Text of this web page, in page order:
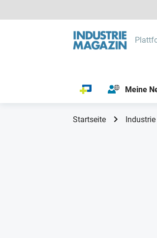
Meine
Startseite Industrie